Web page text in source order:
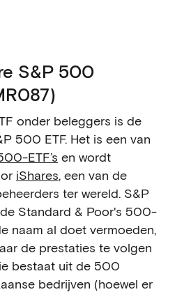
S&P 500
onder beleggers is de
500 ETF. Het is een van
ETF’s en wordt
iShares, een van de
ter wereld. S&P
Standard & Poor's 500-
naam al doet vermoeden,
de prestaties te volgen
bestaat uit de 500
bedrijven (hoewel er